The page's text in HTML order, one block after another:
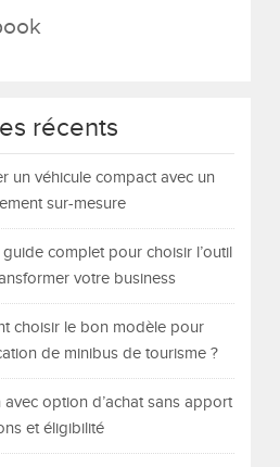
récents
un véhicule compact avec un
sur-mesure
guide complet pour choisir l’outil
votre business
choisir le bon modèle pour
de minibus de tourisme ?
avec option d’achat sans apport
et éligibilité